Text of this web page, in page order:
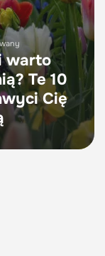
warto
Te 10
Cię